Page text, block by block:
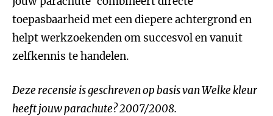
toepasbaarheid met een diepere achtergrond en
helpt werkzoekenden om succesvol en vanuit
zelfkennis te handelen.
Deze recensie is geschreven op basis van Welke kleur
heeft jouw parachute? 2007/2008.